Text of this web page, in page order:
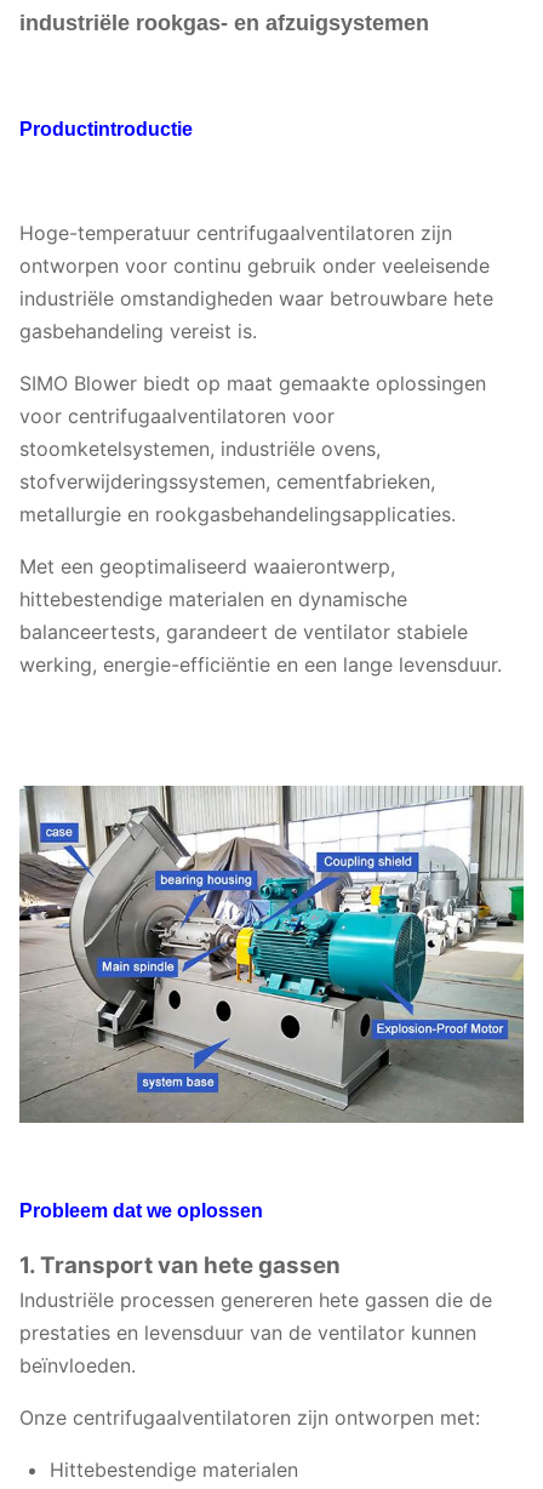
industriële rookgas- en afzuigsystemen
Productintroductie
Hoge-temperatuur centrifugaalventilatoren zijn
ontworpen voor continu gebruik onder veeleisende
industriële omstandigheden waar betrouwbare hete
gasbehandeling vereist is.
SIMO Blower biedt op maat gemaakte oplossingen
voor centrifugaalventilatoren voor
stoomketelsystemen, industriële ovens,
stofverwijderingssystemen, cementfabrieken,
metallurgie en rookgasbehandelingsapplicaties.
Met een geoptimaliseerd waaierontwerp,
hittebestendige materialen en dynamische
balanceertests, garandeert de ventilator stabiele
werking, energie-efficiëntie en een lange levensduur.
Probleem dat we oplossen
1. Transport van hete gassen
Industriële processen genereren hete gassen die de
prestaties en levensduur van de ventilator kunnen
beïnvloeden.
Onze centrifugaalventilatoren zijn ontworpen met:
Hittebestendige materialen